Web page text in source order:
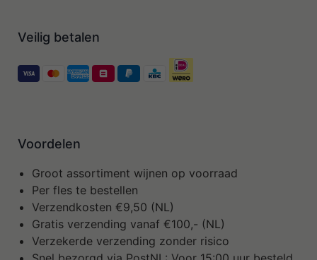
Veilig betalen
Voordelen
Groot assortiment wijnen op voorraad
Per fles te bestellen
Verzendkosten €9,50 (NL)
Gratis verzending vanaf €100,- (NL)
Verzekerde verzending zonder risico